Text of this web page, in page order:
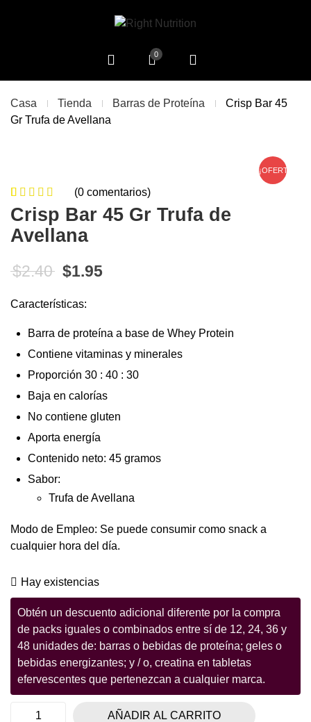
0
Casa Tienda Barras de Proteína
Crisp Bar 45
Gr Trufa de Avellana
¡OFERTA!
0de
5
based on
0
customer
(0 comentarios)
Crisp Bar 45 Gr Trufa de
Avellana
$2.40 El precio original era: $2.40.
$1.95El precio actual es: $1.95.
Características:
Barra de proteína a base de Whey Protein
Contiene vitaminas y minerales
Proporción 30 : 40 : 30
Baja en calorías
No contiene gluten
Aporta energía
Contenido neto: 45 gramos
Sabor:
Trufa de Avellana
Modo de Empleo: Se puede consumir como snack a
cualquier hora del día.
Hay existencias
Obtén un descuento adicional diferente por la compra
de packs iguales o combinados entre sí de 12, 24, 36 y
48 unidades de: barras o bebidas de proteína; geles o
bebidas energizantes; y / o, creatina en tabletas
efervescentes que pertenezcan a cualquier marca.
AÑADIR AL CARRITO